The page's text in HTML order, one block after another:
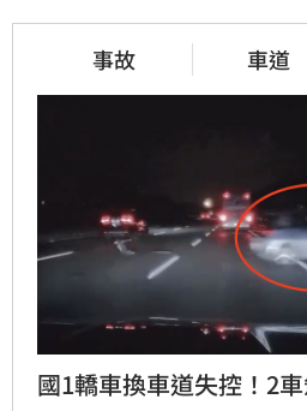
事故 車道
國1轎車換車道失控！2